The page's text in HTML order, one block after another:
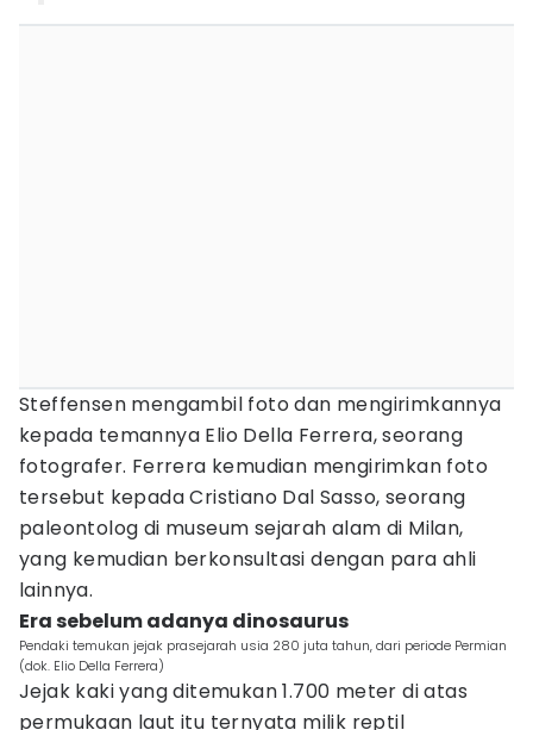
Steffensen mengambil foto dan mengirimkannya
kepada temannya Elio Della Ferrera, seorang
fotografer. Ferrera kemudian mengirimkan foto
tersebut kepada Cristiano Dal Sasso, seorang
paleontolog di museum sejarah alam di Milan,
yang kemudian berkonsultasi dengan para ahli
lainnya.
Era sebelum adanya dinosaurus
Pendaki temukan jejak prasejarah usia 280 juta tahun, dari periode Permian
(dok. Elio Della Ferrera)
Jejak kaki yang ditemukan 1.700 meter di atas
permukaan laut itu ternyata milik reptil